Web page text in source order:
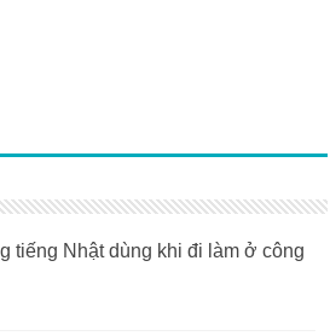
tiếng Nhật dùng khi đi làm ở công